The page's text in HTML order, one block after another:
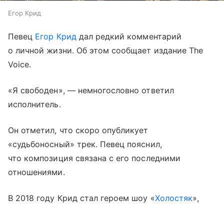
Егор Крид
Певец Егор Криддал редкий комментарий
о личной жизни. Об этом сообщает издание The
Voice.
«Я свободен», — немногословно ответил
исполнитель.
Он отметил, что скоро опубликует
«судьбоносный» трек. Певец пояснил,
что композиция связана с его последними
отношениями.
В 2018 году Крид стал героем шоу «Холостяк»,